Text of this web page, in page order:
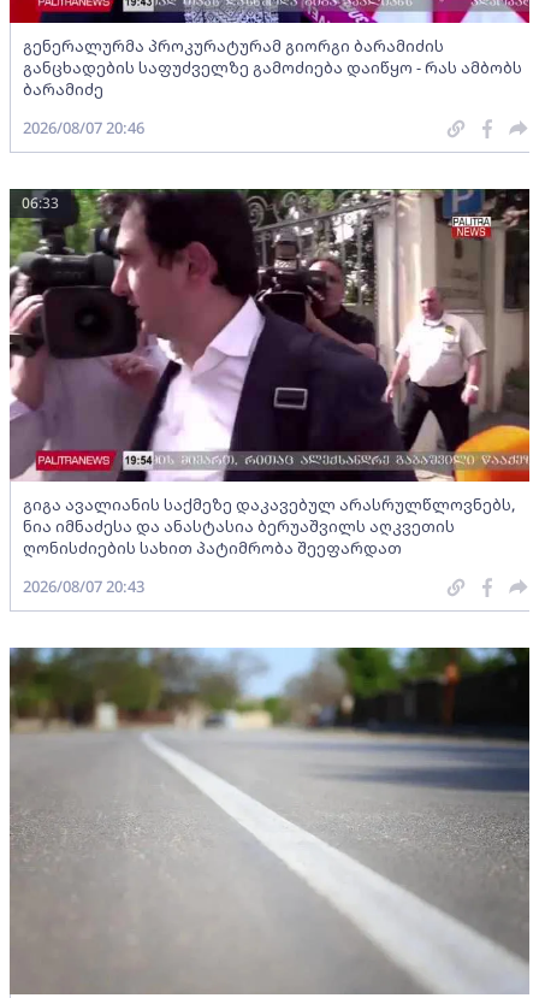
გენერალურმა პროკურატურამ გიორგი ბარამიძის
განცხადების საფუძველზე გამოძიება დაიწყო - რას ამბობს
ბარამიძე
2026/08/07 20:46
გიგა ავალიანის საქმეზე დაკავებულ არასრულწლოვნებს,
ნია იმნაძესა და ანასტასია ბერუაშვილს აღკვეთის
ღონისძიების სახით პატიმრობა შეეფარდათ
06:33
2026/08/07 20:43